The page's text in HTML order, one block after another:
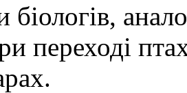
біологів,
переході